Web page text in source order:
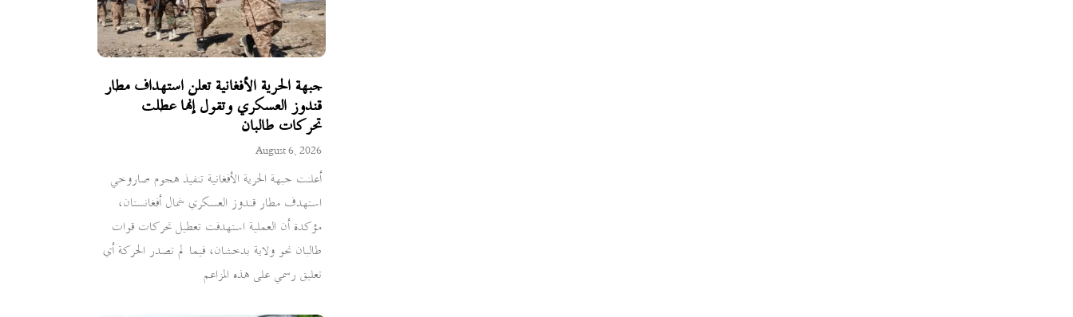
جبهة الحرية الأفغانية تعلن استهداف مطار
قندوز العسكري وتقول إنها عطلت
تحركات طالبان
August 6, 2026
أعلنت جبهة الحرية الأفغانية تنفيذ هجوم صاروخي
استهدف مطار قندوز العسكري شمال أفغانستان،
مؤكدة أن العملية استهدفت تعطيل تحركات قوات
طالبان نحو ولاية بدخشان، فيما لم تصدر الحركة أي
تعليق رسمي على هذه المزاعم